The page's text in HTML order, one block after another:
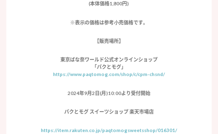
(本体価格1,800円)
※表⽰の価格は参考⼩売価格です。
【販売場所】
東京ばな奈ワールド公式オンラインショップ
「パクとモグ」
https://www.paqtomog.com/shop/c/cpm-chsnd/
2024年9月2日(月)10:00より受付開始
パクとモグ スイーツショップ 楽天市場店
https://item.rakuten.co.jp/paqtomogsweetsshop/016301/